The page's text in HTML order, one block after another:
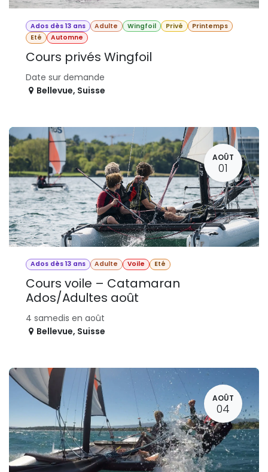
Ados dès 13 ans Adulte Wingfoil Privé
Printemps
Eté
Automne
Cours privés Wingfoil
Date sur demande
Bellevue, Suisse
AOÛT
01
Ados dès 13 ans Adulte Voile Eté
Cours voile – Catamaran
Ados/Adultes août
4 samedis en août
Bellevue, Suisse
AOÛT
04